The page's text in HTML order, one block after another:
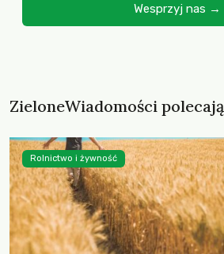
Wesprzyj nas →
ZieloneWiadomości polecają
Rolnictwo i żywność